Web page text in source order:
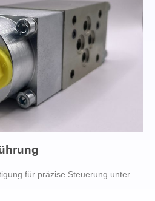
für präzise Steuerung unter